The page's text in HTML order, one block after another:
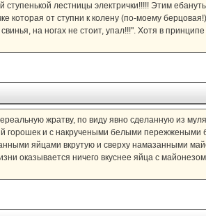
лестницы электрички!!!!! Этим
которая от ступни к колену (по-моему
на ногах не стоит, упал!!!". Хотя в
жратву, по виду явно сделанную из
горошек и с накручеными белыми пережжеными
яйцами вкрутую и сверху намазанными
оказывается ничего вкуснее яйца с